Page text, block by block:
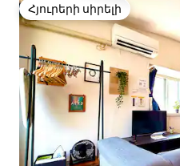
Հյուրերի սիրելի
Հյուրերի սիրելի